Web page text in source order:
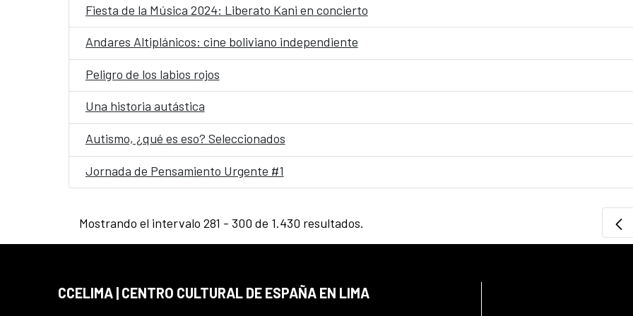
Fiesta de la Música 2024: Liberato Kani en concierto
Andares Altiplánicos: cine boliviano independiente
Peligro de los labios rojos
Una historia autástica
Autismo, ¿qué es eso? Seleccionados
Jornada de Pensamiento Urgente #1
Mostrando el intervalo 281 - 300 de 1.430 resultados.
CCELIMA | CENTRO CULTURAL DE ESPAÑA EN LIMA